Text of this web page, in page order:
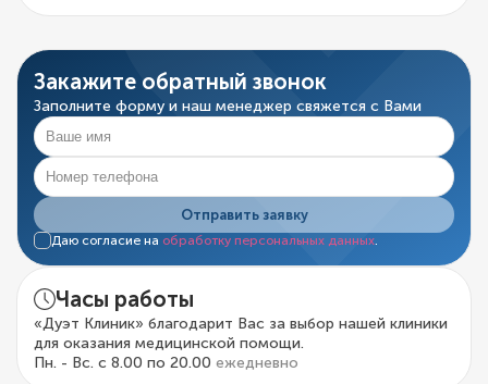
Закажите обратный звонок
Заполните форму и наш менеджер свяжется с Вами
Отправить заявку
Даю согласие на обработку персональных данных.
Часы работы
«Дуэт Клиник» благодарит Вас за выбор нашей клиники
для оказания медицинской помощи.
Пн. - Вс. с 8.00 по 20.00 ежедневно